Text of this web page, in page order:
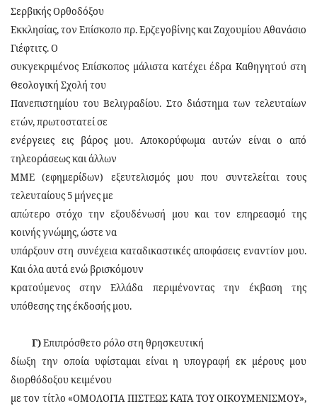
Σερβικής Ορθοδόξου
Εκκλησίας, τον Επίσκοπο πρ. Ερζεγοβίνης και Ζαχουμίου Αθανάσιο
Γιέφτιτς. Ο
συκγεκριμένος Επίσκοπος μάλιστα κατέχει έδρα Καθηγητού στη
Θεολογική Σχολή του
Πανεπιστημίου του Βελιγραδίου. Στο διάστημα των τελευταίων
ετών, πρωτοστατεί σε
ενέργειες εις βάρος μου. Αποκορύφωμα αυτών είναι ο από
τηλεοράσεως και άλλων
ΜΜΕ (εφημερίδων) εξευτελισμός μου που συντελείται τους
τελευταίους 5 μήνες με
απώτερο στόχο την εξουδένωσή μου και τον επηρεασμό της
κοινής γνώμης, ώστε να
υπάρξουν στη συνέχεια καταδικαστικές αποφάσεις εναντίον μου.
Και όλα αυτά ενώ βρισκόμουν
κρατούμενος στην Ελλάδα περιμένοντας την έκβαση της
υπόθεσης της έκδοσής μου.
Γ)Επιπρόσθετο ρόλο στη θρησκευτική
δίωξη την οποία υφίσταμαι είναι η υπογραφή εκ μέρους μου
διορθόδοξου κειμένου
με τον τίτλο «ΟΜΟΛΟΓΙΑ ΠΙΣΤΕΩΣ ΚΑΤΑ ΤΟΥ ΟΙΚΟΥΜΕΝΙΣΜΟΥ»,